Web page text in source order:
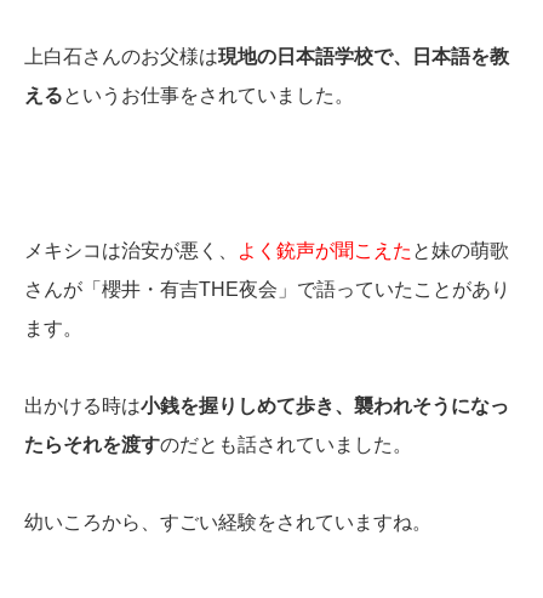
上白石さんのお父様は現地の日本語学校で、日本語を教
えるというお仕事をされていました。
メキシコは治安が悪く、 よく銃声が聞こえた と妹の萌歌
さんが「櫻井・有吉THE夜会」で語っていたことがあり
ます。
出かける時は小銭を握りしめて歩き、襲われそうになっ
たらそれを渡すのだとも話されていました。
幼いころから、すごい経験をされていますね。